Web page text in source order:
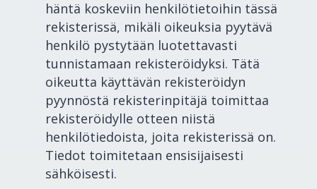
häntä koskeviin henkilötietoihin tässä
rekisterissä, mikäli oikeuksia pyytävä
henkilö pystytään luotettavasti
tunnistamaan rekisteröidyksi. Tätä
oikeutta käyttävän rekisteröidyn
pyynnöstä rekisterinpitäjä toimittaa
rekisteröidylle otteen niistä
henkilötiedoista, joita rekisterissä on.
Tiedot toimitetaan ensisijaisesti
sähköisesti.